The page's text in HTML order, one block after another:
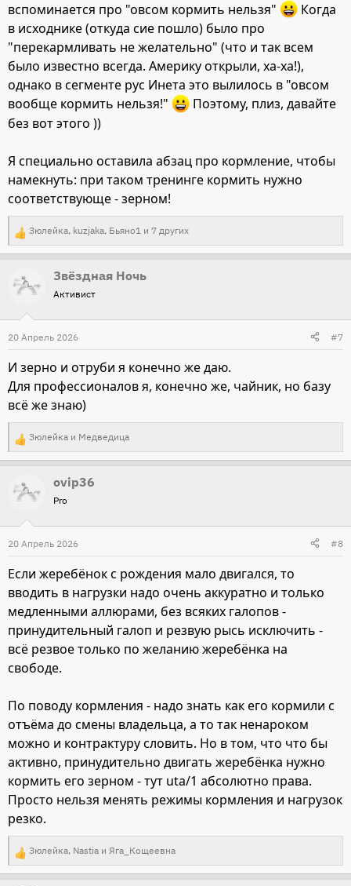
вспоминается про "овсом кормить нельзя"
Когда
в исходнике (откуда сие пошло) было про
"перекармливать не желательно" (что и так всем
было известно всегда. Америку открыли, ха-ха!),
однако в сегменте рус Инета это вылилось в "овсом
вообще кормить нельзя!"
Поэтому, плиз, давайте
без вот этого ))
Я специально оставила абзац про кормление, чтобы
намекнуть: при таком тренинге кормить нужно
соответствующе - зерном!
Р
е
а
к
и
и
:
Зюлейка, kuzjaka, Бьяно1 и 7 других
Звёздная Ночь
Активист
20 Апрель 2026 #7
И зерно и отруби я конечно же даю.
Для профессионалов я, конечно же, чайник, но базу
всё же знаю)
Р
е
а
к
и
и
:
Зюлейка и Медведица
ovip36
Pro
20 Апрель 2026 #8
Если жеребёнок с рождения мало двигался, то
вводить в нагрузки надо очень аккуратно и только
медленными аллюрами, без всяких галопов -
принудительный галоп и резвую рысь исключить -
всё резвое только по желанию жеребёнка на
свободе.
По поводу кормления - надо знать как его кормили с
отъёма до смены владельца, а то так ненароком
можно и контрактуру словить. Но в том, что что бы
активно, принудительно двигать жеребёнка нужно
кормить его зерном - тут uta/1 абсолютно права.
Просто нельзя менять режимы кормления и нагрузок
резко.
Р
е
Зюлейка, Nastia и Яга_Кощеевна